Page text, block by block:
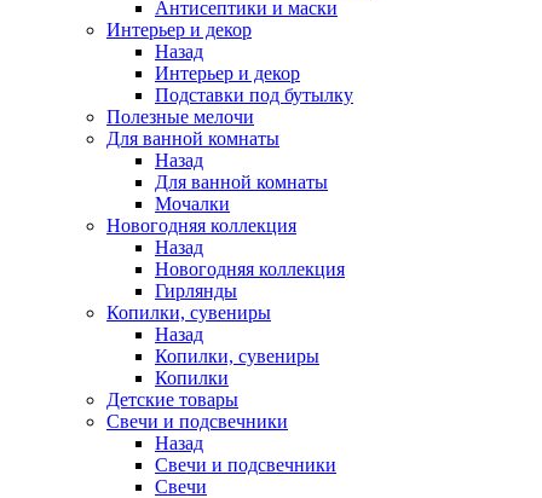
Антисептики и маски
Интерьер и декор
Назад
Интерьер и декор
Подставки под бутылку
Полезные мелочи
Для ванной комнаты
Назад
Для ванной комнаты
Мочалки
Новогодняя коллекция
Назад
Новогодняя коллекция
Гирлянды
Копилки, сувениры
Назад
Копилки, сувениры
Копилки
Детские товары
Свечи и подсвечники
Назад
Свечи и подсвечники
Свечи